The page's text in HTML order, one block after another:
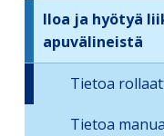
u
e
Iloa ja hyötyä
apuvälineistä
Tietoa
Tietoa